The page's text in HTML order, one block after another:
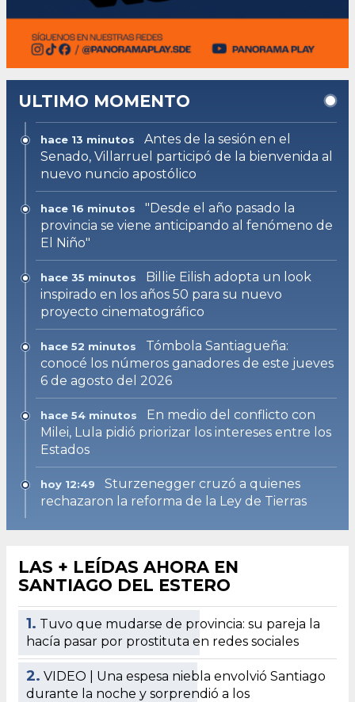
ULTIMO MOMENTO
hace 13 minutos
Antes de la sesión en el
Senado, Villarruel participó de la bienvenida al
nuevo nuncio apostólico
hace 16 minutos
"Desde el año pasado la
provincia se viene anticipando al fenómeno de
El Niño"
hace 35 minutos
Billie Eilish adopta un look
inspirado en los años 50 para su nuevo
proyecto cinematográfico
hace 52 minutos
Tómbola Santiagueña:
conocé los números ganadores de este jueves
6 de agosto del 2026
hace 54 minutos
En medio del conflicto con
Milei, Lula pidió priorizar los intereses entre los
Estados
hoy 12:49
Sturzenegger cruzó a quienes
rechazaron la reforma de la Ley de Tierras
LAS + LEÍDAS AHORA EN
SANTIAGO DEL ESTERO
1. Tuvo que mudarse de provincia: su pareja la
hacía pasar por prostituta en redes sociales
2. VIDEO | Una espesa niebla envolvió Santiago
durante la noche y sorprendió a los